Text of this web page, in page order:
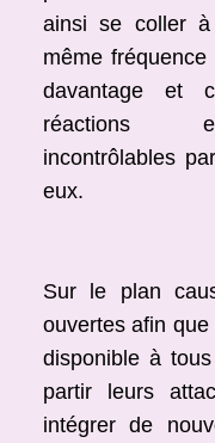
ainsi se coller
même
davantage et
réactions
incontrôlables
eux.
Sur le plan
ouvertes afin
disponible à
partir leurs
intégrer de